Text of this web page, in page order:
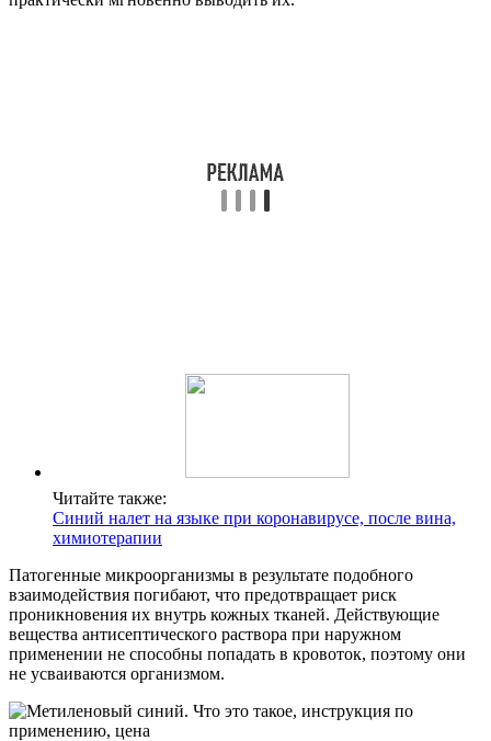
Читайте также:
Синий налет на языке при коронавирусе, после вина,
химиотерапии
Патогенные микроорганизмы в результате подобного
взаимодействия погибают, что предотвращает риск
проникновения их внутрь кожных тканей. Действующие
вещества антисептического раствора при наружном
применении не способны попадать в кровоток, поэтому они
не усваиваются организмом.